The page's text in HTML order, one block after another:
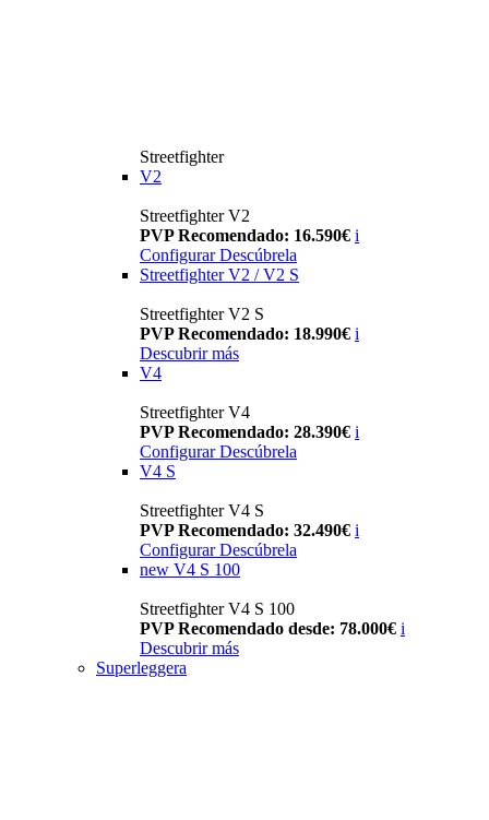
Streetfighter
V2
Streetfighter V2
PVP Recomendado: 16.590€ i
Configurar Descúbrela
Streetfighter V2 / V2 S
Streetfighter V2 S
PVP Recomendado: 18.990€ i
Descubrir más
V4
Streetfighter V4
PVP Recomendado: 28.390€ i
Configurar Descúbrela
V4 S
Streetfighter V4 S
PVP Recomendado: 32.490€ i
Configurar Descúbrela
new V4 S 100
Streetfighter V4 S 100
PVP Recomendado desde: 78.000€ i
Descubrir más
Superleggera